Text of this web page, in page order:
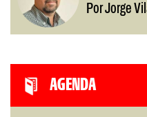
Por Jorge
AGENDA